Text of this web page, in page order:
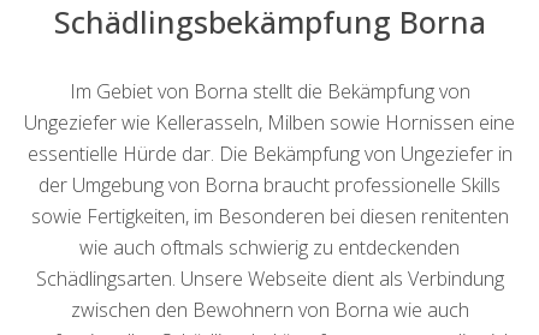
Schädlingsbekämpfung Borna
Im Gebiet von Borna stellt die Bekämpfung von
Ungeziefer wie Kellerasseln, Milben sowie Hornissen eine
essentielle Hürde dar. Die Bekämpfung von Ungeziefer in
der Umgebung von Borna braucht professionelle Skills
sowie Fertigkeiten, im Besonderen bei diesen renitenten
wie auch oftmals schwierig zu entdeckenden
Schädlingsarten. Unsere Webseite dient als Verbindung
zwischen den Bewohnern von Borna wie auch